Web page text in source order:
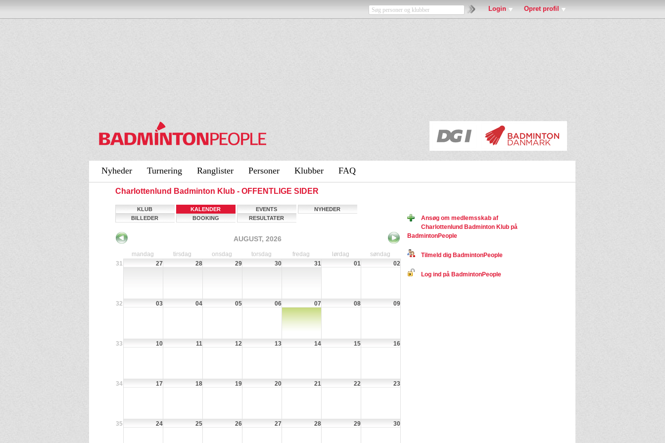
Login Opret profil
Nyheder Turnering Ranglister Personer Klubber FAQ
Charlottenlund Badminton Klub - OFFENTLIGE SIDER
KLUB KALENDER EVENTS
NYHEDER
BILLEDER
BOOKING RESULTATER
AUGUST, 2026
mandag tirsdag onsdag torsdag fredag lørdag
søndag
31
27 28 29 30 31 01 02
32 03 04 05 06 07 08 09
33 10 11 12 13 14 15 16
34 17 18 19 20 21 22 23
35 24 25 26 27 28 29 30
Ansøg om medlemsskab af
Charlottenlund Badminton Klub på
BadmintonPeople
Tilmeld dig BadmintonPeople
Log ind på BadmintonPeople